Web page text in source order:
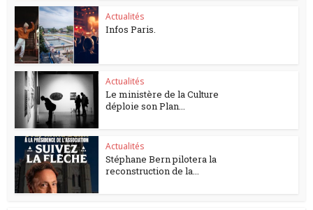
Actualités
Infos Paris.
Actualités
Le ministère de la Culture
déploie son Plan...
Actualités
Stéphane Bern pilotera la
reconstruction de la...